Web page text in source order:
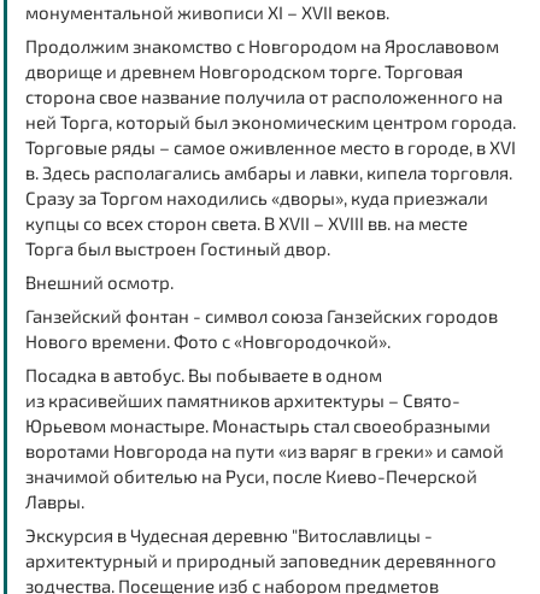
монументальной живописи XI – XVII веков.
Продолжимзнакомство с Новгородом на Ярославовом
дворище и древнем Новгородском торге. Торговая
сторона свое название получила от расположенного на
ней Торга, который был экономическим центром города.
Торговые ряды – самое оживленное место в городе, в XVI
в. Здесь располагались амбары и лавки, кипела торговля.
Сразу за Торгом находились «дворы», куда приезжали
купцы со всех сторон света. В XVII – XVIII вв. на месте
Торга был выстроен Гостиный двор.
Внешний осмотр.
Ганзейский фонтан - символ союза Ганзейских городов
Нового времени. Фото с «Новгородочкой».
Посадка в автобус. Вы побываете в одном
из красивейших памятников архитектуры – Свято-
Юрьевом монастыре. Монастырь стал своеобразными
воротами Новгорода на пути «из варяг в греки» и самой
значимой обителью на Руси, после Киево-Печерской
Лавры.
Экскурсия в Чудесная деревню "Витославлицы -
архитектурный и природный заповедник деревянного
зодчества. Посещение изб с набором предметов